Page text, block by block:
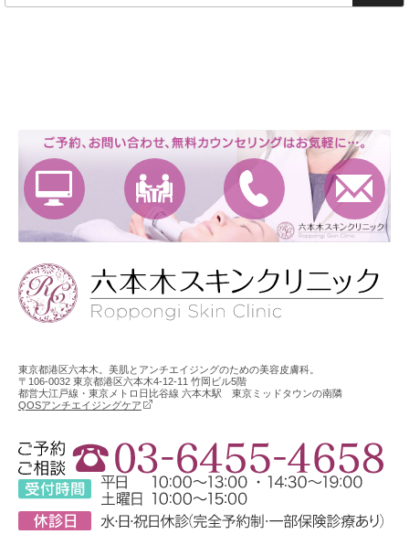
索
東京都港区六本木。美肌とアンチエイジングのための美容皮膚科。
〒106-0032 東京都港区六本木4-12-11 竹岡ビル5階
都営大江戸線・東京メトロ日比谷線 六本木駅 東京ミッドタウンの南隣
QOSアンチエイジングケア